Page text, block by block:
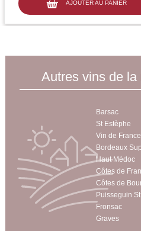
AJOUTER AU PANIER
Autres vins de
Barsac
St Estèphe
Vin de France
Bordeaux
Haut Médoc
Côtes de
Côtes de
Puisseguin
Fronsac
Graves